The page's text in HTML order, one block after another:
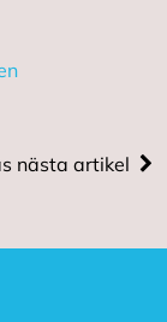
nästa artikel